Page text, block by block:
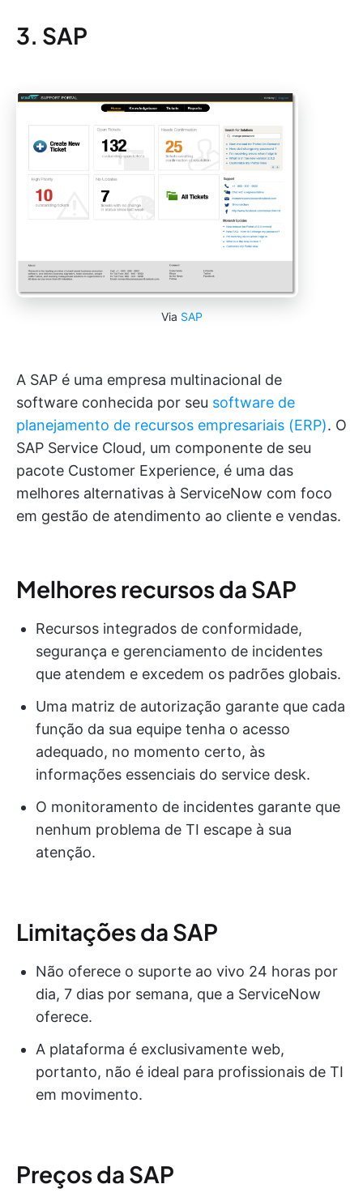
3. SAP
Via SAP
A SAP é uma empresa multinacional de
software conhecida por seu software de
planejamento de recursos empresariais (ERP). O
SAP Service Cloud, um componente de seu
pacote Customer Experience, é uma das
melhores alternativas à ServiceNow com foco
em gestão de atendimento ao cliente e vendas.
Melhores recursos da SAP
Recursos integrados de conformidade,
segurança e gerenciamento de incidentes
que atendem e excedem os padrões globais.
Uma matriz de autorização garante que cada
função da sua equipe tenha o acesso
adequado, no momento certo, às
informações essenciais do service desk.
O monitoramento de incidentes garante que
nenhum problema de TI escape à sua
atenção.
Limitações da SAP
Não oferece o suporte ao vivo 24 horas por
dia, 7 dias por semana, que a ServiceNow
oferece.
A plataforma é exclusivamente web,
portanto, não é ideal para profissionais de TI
em movimento.
Preços da SAP